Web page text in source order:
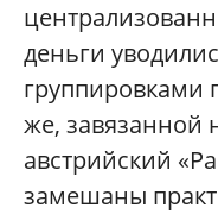
деньги
группировками
же, завязанной
австрийский
замешаны